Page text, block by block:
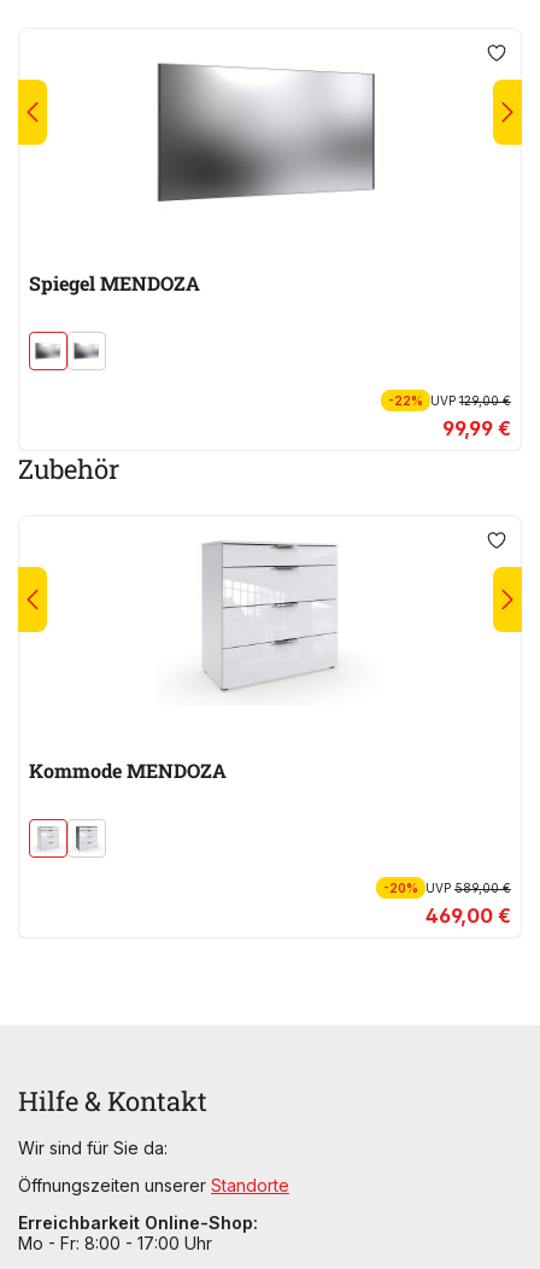
Spiegel MENDOZA
-22% UVP129,00 €
99,99 €
Zubehör
Kommode MENDOZA
-20% UVP589,00 €
469,00 €
Hilfe & Kontakt
Wir sind für Sie da:
Öffnungszeiten unserer Standorte
Erreichbarkeit Online-Shop:
Mo - Fr: 8:00 - 17:00 Uhr